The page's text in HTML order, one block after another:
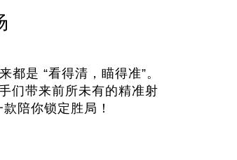
是 “看得清，瞄得准”。
们带来前所未有的精准射
陪你锁定胜局！